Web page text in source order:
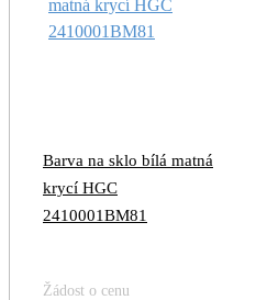
Barva na sklo bílá matná
krycí HGC
2410001BM81
Žádost o cenu